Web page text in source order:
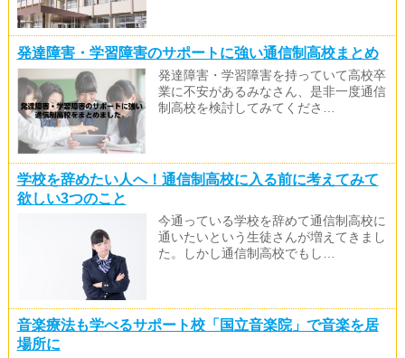
発達障害・学習障害のサポートに強い通信制高校まとめ
発達障害・学習障害を持っていて高校卒
業に不安があるみなさん、是非一度通信
制高校を検討してみてくださ…
学校を辞めたい人へ！通信制高校に入る前に考えてみて
欲しい3つのこと
今通っている学校を辞めて通信制高校に
通いたいという生徒さんが増えてきまし
た。しかし通信制高校でもし…
音楽療法も学べるサポート校「国立音楽院」で音楽を居
場所に